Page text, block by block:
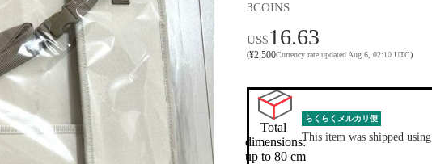
3COINS
US$16.63
(¥2,500Currency rate updated Aug 6, 02:10 UTC)
Total
dimensions:
up to 80 cm
らくらくメルカリ便
This item was shipped using